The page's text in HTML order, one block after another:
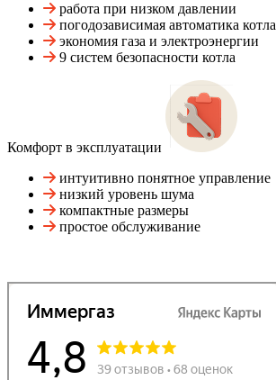
работа при низком давлении
погодозависимая автоматика котла
экономия газа и электроэнергии
9 систем безопасности котла
Комфорт в эксплуатации
интуитивно понятное управление
низкий уровень шума
компактные размеры
простое обслуживание